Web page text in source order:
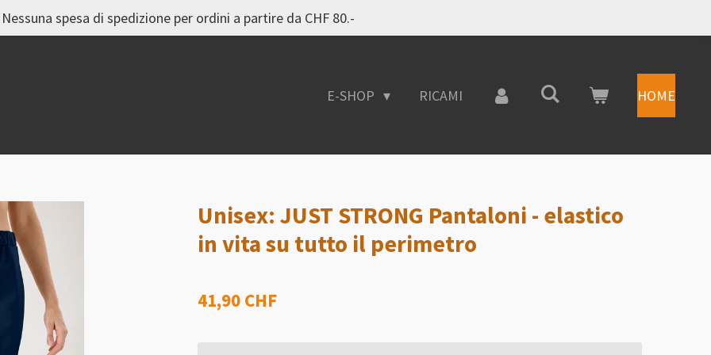
Nessuna spesa di spedizione per ordini a partire da CHF 80.-
E-SHOP RICAMI HOME
Unisex: JUST STRONG Pantaloni - elastico
in vita su tutto il perimetro
41,90 CHF